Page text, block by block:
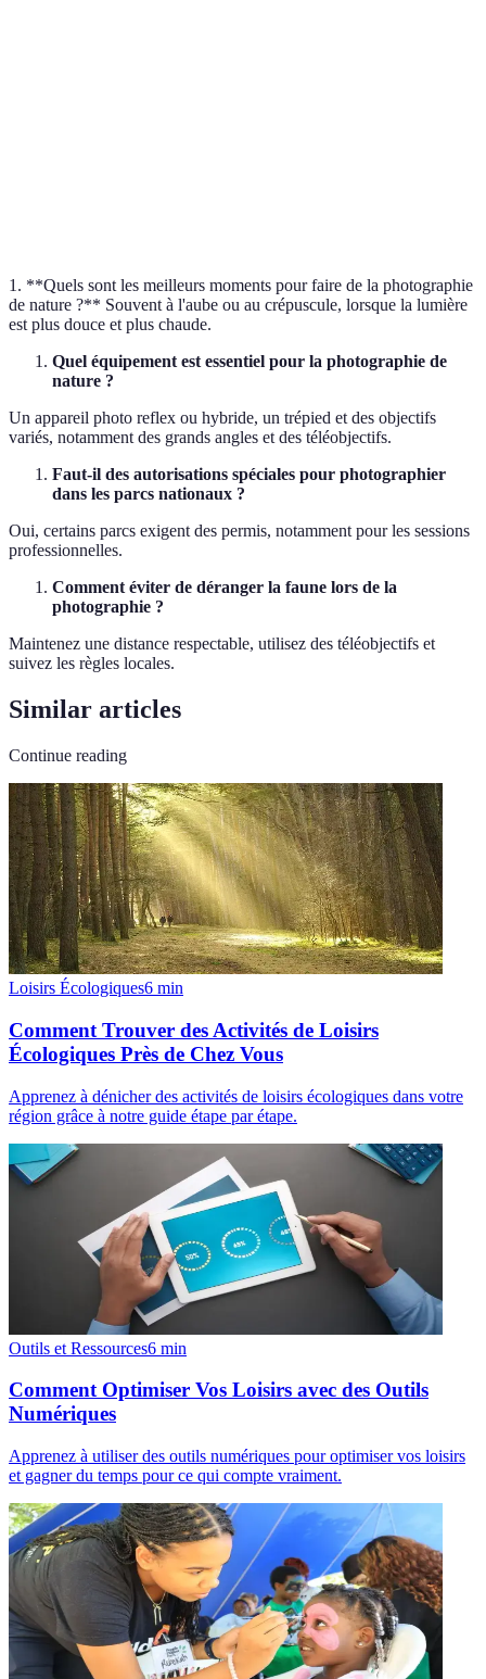
1. **Quels sont les meilleurs moments pour faire de la photographie
de nature ?** Souvent à l'aube ou au crépuscule, lorsque la lumière
est plus douce et plus chaude.
Quel équipement est essentiel pour la photographie de
nature ?
Un appareil photo reflex ou hybride, un trépied et des objectifs
variés, notamment des grands angles et des téléobjectifs.
Faut-il des autorisations spéciales pour photographier
dans les parcs nationaux ?
Oui, certains parcs exigent des permis, notamment pour les sessions
professionnelles.
Comment éviter de déranger la faune lors de la
photographie ?
Maintenez une distance respectable, utilisez des téléobjectifs et
suivez les règles locales.
Similar articles
Continue reading
Loisirs Écologiques6 min
Comment Trouver des Activités de Loisirs
Écologiques Près de Chez Vous
Apprenez à dénicher des activités de loisirs écologiques dans votre
région grâce à notre guide étape par étape.
Outils et Ressources6 min
Comment Optimiser Vos Loisirs avec des Outils
Numériques
Apprenez à utiliser des outils numériques pour optimiser vos loisirs
et gagner du temps pour ce qui compte vraiment.